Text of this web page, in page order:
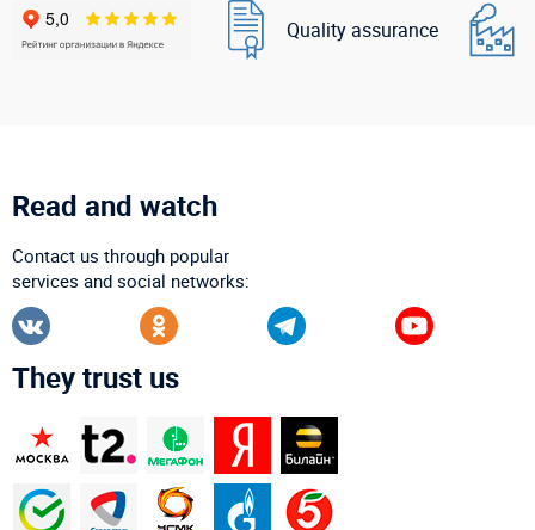
Quality assurance
Read and watch
Contact us through popular
services and social networks:
They trust us